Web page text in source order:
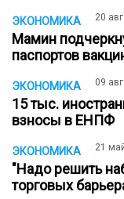
ЭКОНОМИКА 20 авг
Мамин
паспортов
ЭКОНОМИКА 09 авг
15 тыс.
взносы в ЕНПФ
ЭКОНОМИКА 21
"Надо решить
торговых